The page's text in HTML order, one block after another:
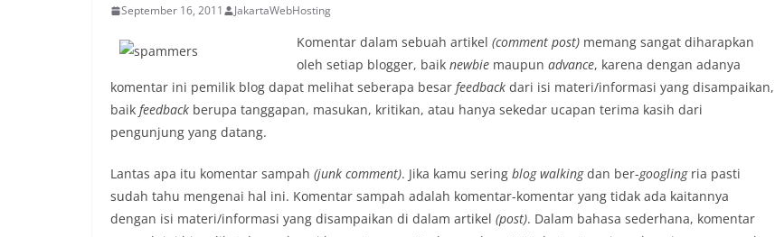
September 16, 2011 JakartaWebHosting
Komentar dalam sebuah artikel (comment post) memang sangat diharapkan
oleh setiap blogger, baik newbie maupun advance, karena dengan adanya
komentar ini pemilik blog dapat melihat seberapa besar feedback dari isi materi/informasi yang disampaikan,
baik feedback berupa tanggapan, masukan, kritikan, atau hanya sekedar ucapan terima kasih dari
pengunjung yang datang.
Lantas apa itu komentar sampah (junk comment). Jika kamu sering blog walkingdan ber-googlingria pasti
sudah tahu mengenai hal ini. Komentar sampah adalah komentar-komentar yang tidak ada kaitannya
dengan isi materi/informasi yang disampaikan di dalam artikel (post). Dalam bahasa sederhana, komentar